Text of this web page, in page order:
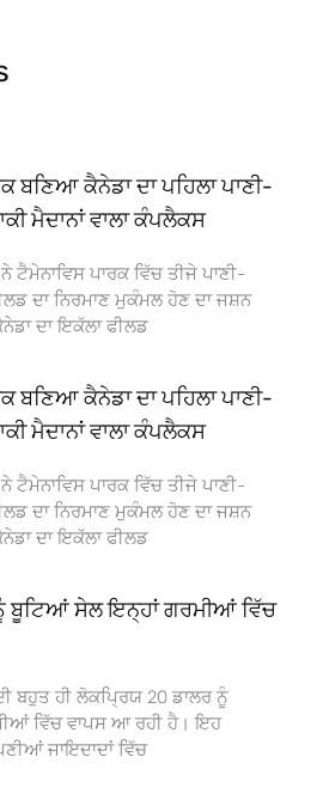
ਬਣਿਆ ਕੈਨੇਡਾ ਦਾ ਪਹਿਲਾ ਪਾਣੀ-
ਮੈਦਾਨਾਂ ਵਾਲਾ ਕੰਪਲੈਕਸ
ਟੈਮੇਨਾਵਿਸ ਪਾਰਕ ਵਿੱਚ ਤੀਜੇ ਪਾਣੀ-
ਦਾ ਨਿਰਮਾਣ ਮੁਕੰਮਲ ਹੋਣ ਦਾ ਜਸ਼ਨ
ਦਾ ਇਕੱਲਾ ਫੀਲਡ
ਬਣਿਆ ਕੈਨੇਡਾ ਦਾ ਪਹਿਲਾ ਪਾਣੀ-
ਮੈਦਾਨਾਂ ਵਾਲਾ ਕੰਪਲੈਕਸ
ਟੈਮੇਨਾਵਿਸ ਪਾਰਕ ਵਿੱਚ ਤੀਜੇ ਪਾਣੀ-
ਦਾ ਨਿਰਮਾਣ ਮੁਕੰਮਲ ਹੋਣ ਦਾ ਜਸ਼ਨ
ਦਾ ਇਕੱਲਾ ਫੀਲਡ
ਬੂਟਿਆਂ ਸੇਲ ਇਨ੍ਹਾਂ ਗਰਮੀਆਂ ਵਿੱਚ
ਬਹੁਤ ਹੀ ਲੋਕਪ੍ਰਿਯ 20 ਡਾਲਰ ਨੂੰ
ਵਿੱਚ ਵਾਪਸ ਆ ਰਹੀ ਹੈ। ਇਹ
ਜਾਇਦਾਦਾਂ ਵਿੱਚ